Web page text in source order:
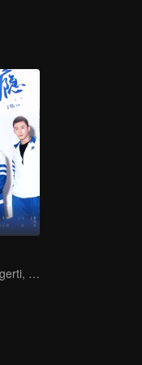
Kamu Tak Mengerti, Ini Juga Cinta